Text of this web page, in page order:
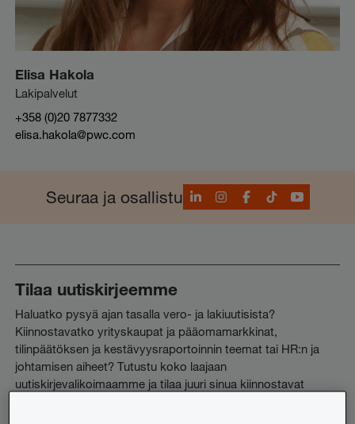
Elisa Hakola
Lakipalvelut
+358 (0)20 7877332
elisa.hakola@pwc.com
Seuraa ja osallistuLinkedInInstagram
Facebook
TikTokYouTube
Tilaa uutiskirjeemme
Haluatko pysyä ajan tasalla vero- ja lakiuutisista?
Kiinnostavatko yrityskaupat ja pääomamarkkinat,
tilinpäätöksen ja kestävyysraportoinnin teemat tai HR:n ja
johtamisen aiheet? Tutustu koko laajaan
uutiskirjevalikoimaamme ja tilaa juuri sinua kiinnostavat